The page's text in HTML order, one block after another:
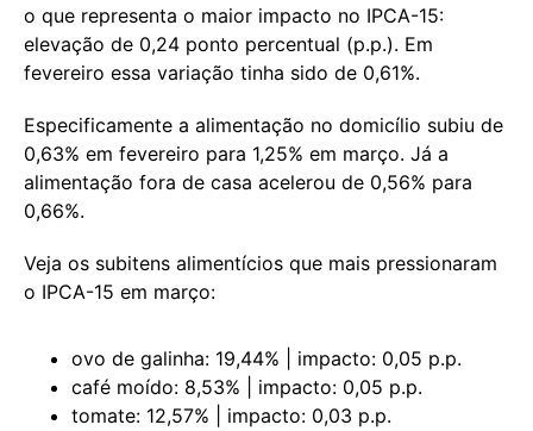
o que representa o maior impacto no IPCA-15:
elevação de 0,24 ponto percentual (p.p.). Em
fevereiro essa variação tinha sido de 0,61%.
Especificamente a alimentação no domicílio subiu de
0,63% em fevereiro para 1,25% em março. Já a
alimentação fora de casa acelerou de 0,56% para
0,66%.
Veja os subitens alimentícios que mais pressionaram
o IPCA-15 em março:
ovo de galinha: 19,44% | impacto: 0,05 p.p.
café moído: 8,53% | impacto: 0,05 p.p.
tomate: 12,57% | impacto: 0,03 p.p.